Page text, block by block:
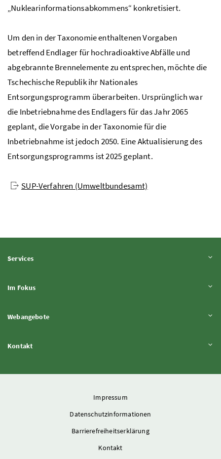
„Nuklearinformationsabkommens“ konkretisiert.
Um den in der Taxonomie enthaltenen Vorgaben
betreffend Endlager für hochradioaktive Abfälle und
abgebrannte Brennelemente zu entsprechen, möchte die
Tschechische Republik ihr Nationales
Entsorgungsprogramm überarbeiten. Ursprünglich war
die Inbetriebnahme des Endlagers für das Jahr 2065
geplant, die Vorgabe in der Taxonomie für die
Inbetriebnahme ist jedoch 2050. Eine Aktualisierung des
Entsorgungsprogramms ist 2025 geplant.
SUP-Verfahren (Umweltbundesamt)
ServicesInhalt aufklappen
Im FokusInhalt aufklappen
WebangeboteInhalt aufklappen
KontaktInhalt aufklappen
Impressum
Datenschutzinformationen
Barrierefreiheitserklärung
Kontakt